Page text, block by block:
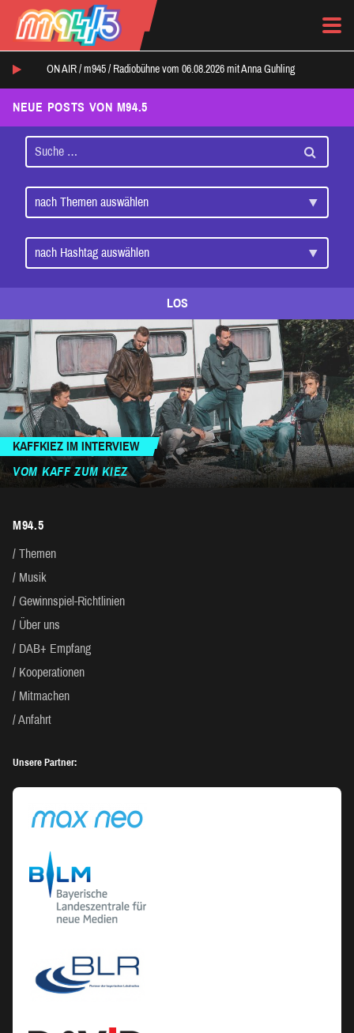
ON AIR / m945 / Radiobühne vom 06.08.2026 mit Anna Guhling
NEUE POSTS VON M94.5
LOS
KAFFKIEZ IM INTERVIEW
VOM KAFF ZUM KIEZ
M94.5
Themen
Musik
Gewinnspiel-Richtlinien
Über uns
DAB+ Empfang
Kooperationen
Mitmachen
Anfahrt
Unsere Partner: